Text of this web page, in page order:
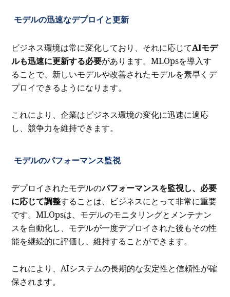
モデルの迅速なデプロイと更新
ビジネス環境は常に変化しており、それに応じてAIモデ
ルも迅速に更新する必要があります。MLOpsを導入す
ることで、新しいモデルや改善されたモデルを素早くデ
プロイできるようになります。
これにより、企業はビジネス環境の変化に迅速に適応
し、競争力を維持できます。
モデルのパフォーマンス監視
デプロイされたモデルのパフォーマンスを監視し、必要
に応じて調整することは、ビジネスにとって非常に重要
です。MLOpsは、モデルのモニタリングとメンテナン
スを自動化し、モデルが一度デプロイされた後もその性
能を継続的に評価し、維持することができます。
これにより、AIシステムの長期的な安定性と信頼性が確
保されます。